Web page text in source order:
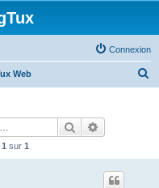
Connexion
Web
Rechercher
1 sur 1